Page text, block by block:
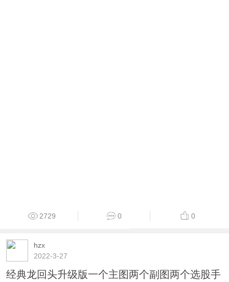
2729 0 0
hzx
2022-3-27
经典龙回头升级版一个主图两个副图两个选股手